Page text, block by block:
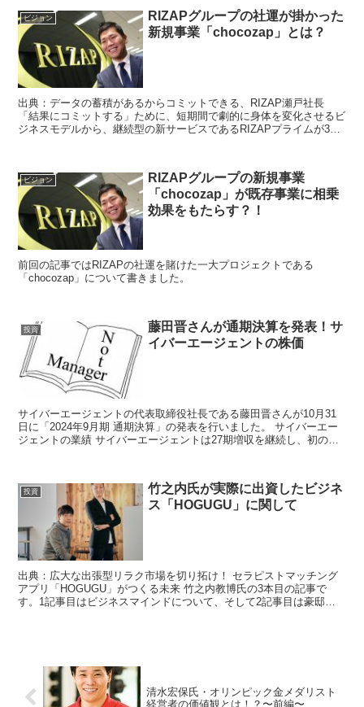
ビジョン
RIZAPグループの社運が掛かった
新規事業「chocozap」とは？
出典：データの蓄積があるからコミットできる、RIZAP瀬戸社長
「結果にコミットする」ために、短期間で劇的に身体を変化させるビ
ジネスモデルから、継続型の新サービスであるRIZAPプライムが3月
ビジョン
RIZAPグループの新規事業
「chocozap」が既存事業に相乗
効果をもたらす？！
前回の記事ではRIZAPの社運を賭けた一大プロジェクトである
「chocozap」について書きました。
投資
藤田晋さんが通期決算を発表！サ
イバーエージェントの株価
サイバーエージェントの代表取締役社長である藤田晋さんが10月31
日に「2024年9月期 通期決算」の発表を行いました。 サイバーエー
ジェントの業績 サイバーエージェントは27期増収を継続し、初の売
投資
竹之内氏が実際に出資したビジネ
ス「HOGUGU」に関して
出典：広大な出張型リラク市場を切り拓け！ セラピストマッチング
アプリ「HOGUGU」がつくる未来 竹之内教博氏の3本目の記事で
す。1記事目はビジネスマインドについて、そして2記事目は豪邸紹
清水宏保氏・オリンピック金メダリスト
経営者の価値観とは！？〜前編〜